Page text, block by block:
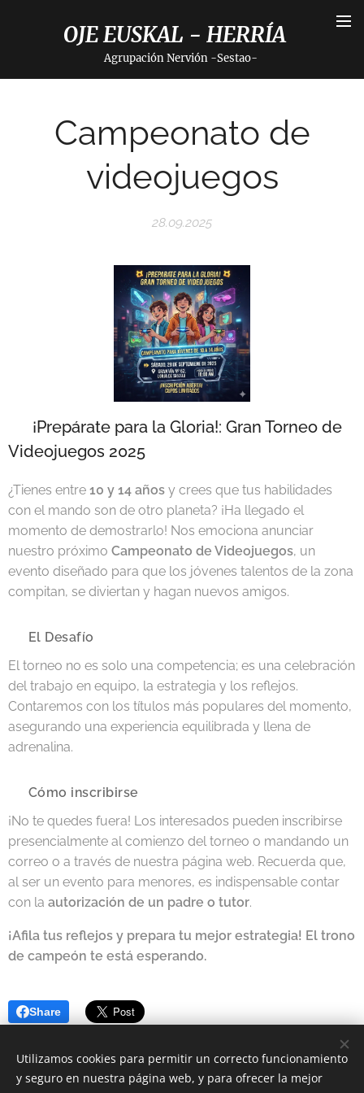
OJE EUSKAL - HERRÍA
Agrupación Nervión -Sestao-
Campeonato de
videojuegos
28.09.2025
🎮 ¡Prepárate para la Gloria!: Gran Torneo de
Videojuegos 2025
¿Tienes entre 10 y 14 años y crees que tus habilidades
con el mando son de otro planeta? ¡Ha llegado el
momento de demostrarlo! Nos emociona anunciar
nuestro próximo Campeonato de Videojuegos, un
evento diseñado para que los jóvenes talentos de la zona
compitan, se diviertan y hagan nuevos amigos.
🏆 El Desafío
El torneo no es solo una competencia; es una celebración
del trabajo en equipo, la estrategia y los reflejos.
Contaremos con los títulos más populares del momento,
asegurando una experiencia equilibrada y llena de
adrenalina.
📝 Cómo inscribirse
¡No te quedes fuera! Los interesados pueden inscribirse
presencialmente al comienzo del torneo o mandando un
correo o a través de nuestra página web. Recuerda que,
al ser un evento para menores, es indispensable contar
con la autorización de un padre o tutor.
¡Afila tus reflejos y prepara tu mejor estrategia! El trono
de campeón te está esperando.
Share
Utilizamos cookies para permitir un correcto funcionamiento
y seguro en nuestra página web, y para ofrecer la mejor